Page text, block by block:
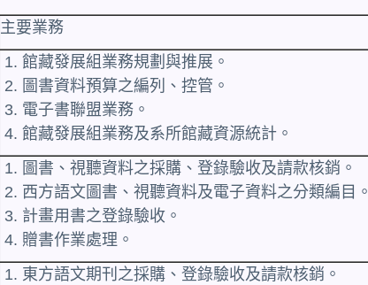
主要業務
1. 館藏發展組業務規劃與推展。
2. 圖書資料預算之編列、控管。
3. 電子書聯盟業務。
4. 館藏發展組業務及系所館藏資源統計。
1. 圖書、視聽資料之採購、登錄驗收及請款核銷。
2. 西方語文圖書、視聽資料及電子資料之分類編目。
3. 計畫用書之登錄驗收。
4. 贈書作業處理。
1. 東方語文期刊之採購、登錄驗收及請款核銷。